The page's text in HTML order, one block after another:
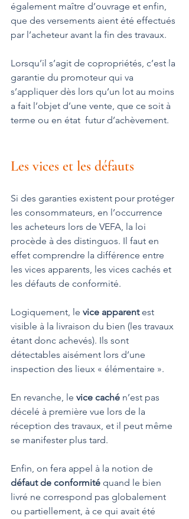
également maître d’ouvrage et enfin,
que des versements aient été effectués
par l’acheteur avant la fin des travaux.
Lorsqu’il s’agit de copropriétés, c’est la
garantie du promoteur qui va
s’appliquer dès lors qu’un lot au moins
a fait l’objet d’une vente, que ce soit à
terme ou en état  futur d’achèvement.
Les vices et les défauts
Si des garanties existent pour protéger
les consommateurs, en l’occurrence
les acheteurs lors de VEFA, la loi
procède à des distinguos. Il faut en
effet comprendre la différence entre
les vices apparents, les vices cachés et
les défauts de conformité.
Logiquement, le vice apparent est
visible à la livraison du bien (les travaux
étant donc achevés). Ils sont
détectables aisément lors d’une
inspection des lieux « élémentaire ».
En revanche, le vice caché n’est pas
décelé à première vue lors de la
réception des travaux, et il peut même
se manifester plus tard.
Enfin, on fera appel à la notion de
défaut de conformité quand le bien
livré ne correspond pas globalement
ou partiellement, à ce qui avait été